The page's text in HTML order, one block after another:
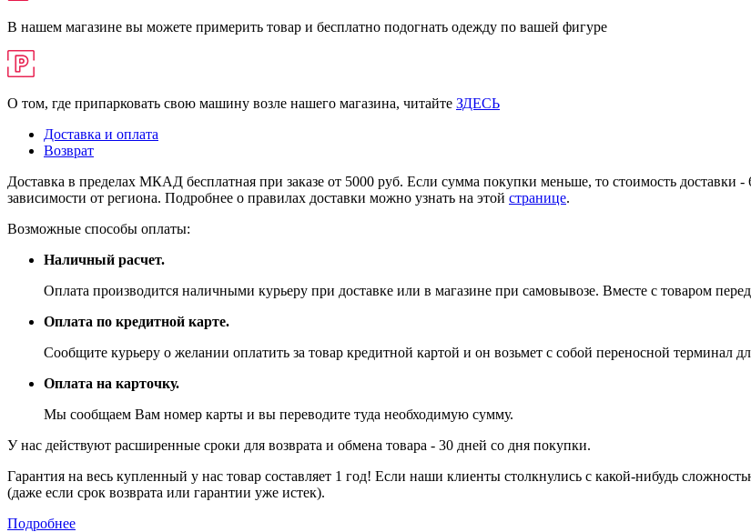
В нашем магазине вы можете примерить товар и бесплатно подогнать одежду по вашей фигуре
О том, где припарковать свою машину возле нашего магазина, читайте ЗДЕСЬ
Доставка и оплата
Возврат
Доставка в пределах МКАД бесплатная при заказе от 5000 руб. Если сумма покупки меньше, то стоимость доставки -
зависимости от региона. Подробнее о правилах доставки можно узнать на этой странице.
Возможные способы оплаты:
Наличный расчет.
Оплата производится наличными курьеру при доставке или в магазине при самовывозе. Вместе с товаром
Оплата по кредитной карте.
Сообщите курьеру о желании оплатить за товар кредитной картой и он возьмет с собой переносной терминал
Оплата на карточку.
Мы сообщаем Вам номер карты и вы переводите туда необходимую сумму.
У нас действуют расширенные сроки для возврата и обмена товара - 30 дней со дня покупки.
Гарантия на весь купленный у нас товар составляет 1 год! Если наши клиенты столкнулись с какой-нибудь
(даже если срок возврата или гарантии уже истек).
Подробнее